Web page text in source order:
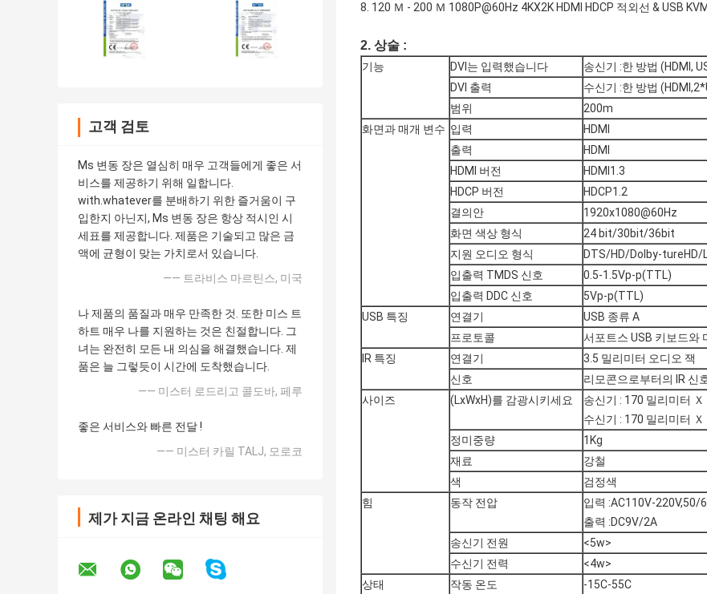
고객 검토
Ms 변동 장은 열심히 매우 고객들에게 좋은 서
비스를 제공하기 위해 일합니다.
with.whatever를 분배하기 위한 즐거움이 구
입한지 아닌지, Ms 변동 장은 항상 적시인 시
세표를 제공합니다. 제품은 기술되고 많은 금
액에 균형이 맞는 가치로서 있습니다.
—— 트라비스 마르틴스, 미국
나 제품의 품질과 매우 만족한 것. 또한 미스 트
하트 매우 나를 지원하는 것은 친절합니다. 그
녀는 완전히 모든 내 의심을 해결했습니다. 제
품은 늘 그렇듯이 시간에 도착했습니다.
—— 미스터 로드리고 콜도바, 페루
좋은 서비스와 빠른 전달 !
—— 미스터 카릴 TALJ, 모로코
제가 지금 온라인 채팅 해요
8. 120 Ｍ - 200 Ｍ 1080P@60Hz 4KX2K HDMI HDCP 적외선 & USB
2. 상술 :
기능 DVI는 입력했습니다
송신기 :한 방법 (HDMI,
DVI 출력
수신기 :한 방법
범위
200m
화면과 매개 변수 입력
HDMI
출력
HDMI
HDMI 버전
HDMI1.3
HDCP 버전
HDCP1.2
결의안
1920x1080@60Hz
화면 색상 형식
24 bit/30bit/36bit
지원 오디오 형식
DTS/HD/Dolby-tureHD/
입출력 TMDS 신호
0.5-1.5Vp-p(TTL)
입출력 DDC 신호
5Vp-p(TTL)
USB 특징
연결기
USB 종류 A
프로토콜
서포트스 USB 키보드와
IR 특징
연결기
3.5 밀리미터 오디오 잭
신호
리모콘으로부터의 IR 신
사이즈
(LxWxH)를 감광시키세요
송신기 : 170 밀리미터
수신기 : 170 밀리미터
정미중량
1Kg
재료
강철
색
검정색
힘
동작 전압
입력 :AC110V-220V,50/
출력 :DC9V/2A
송신기 전원
<5w>
수신기 전력
<4w>
상태
작동 온도
-15C-55C